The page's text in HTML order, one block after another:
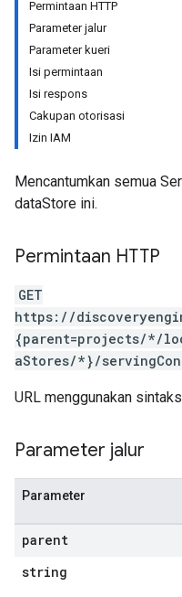
Permintaan HTTP
Parameter jalur
Parameter kueri
Isi permintaan
Isi respons
Cakupan otorisasi
Izin IAM
Mencantumkan semua
dataStore ini.
Permintaan HTTP
GET
https://
{parent=projects/*/
aStores/*}/
URL menggunakan sintaks
Parameter jalur
Parameter
parent
string